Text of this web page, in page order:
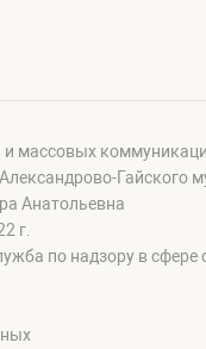
массовых
Гайского
Анатольевна
г.
по надзору в